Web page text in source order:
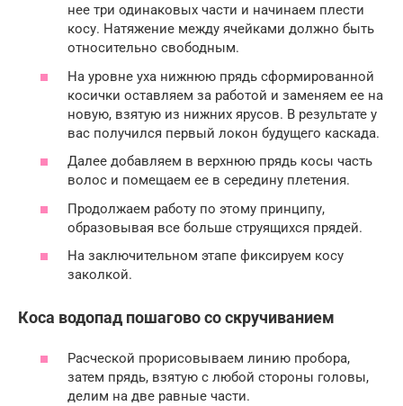
нее три одинаковых части и начинаем плести
косу. Натяжение между ячейками должно быть
относительно свободным.
На уровне уха нижнюю прядь сформированной
косички оставляем за работой и заменяем ее на
новую, взятую из нижних ярусов. В результате у
вас получился первый локон будущего каскада.
Далее добавляем в верхнюю прядь косы часть
волос и помещаем ее в середину плетения.
Продолжаем работу по этому принципу,
образовывая все больше струящихся прядей.
На заключительном этапе фиксируем косу
заколкой.
Коса водопад пошагово со скручиванием
Расческой прорисовываем линию пробора,
затем прядь, взятую с любой стороны головы,
делим на две равные части.